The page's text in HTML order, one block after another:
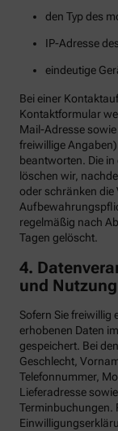
den Typ des
IP-Adresse
eindeutige
Bei einer
Kontaktformular
Mail-Adresse
freiwillige
beantworten. Die
löschen wir,
oder schränken die
regelmäßig nach
Tagen gelöscht.
4.
und
Sofern Sie freiwillig
erhobenen Daten
gespeichert. Bei
Geschlecht,
Telefonnummer,
Lieferadresse
Terminbuchungen.